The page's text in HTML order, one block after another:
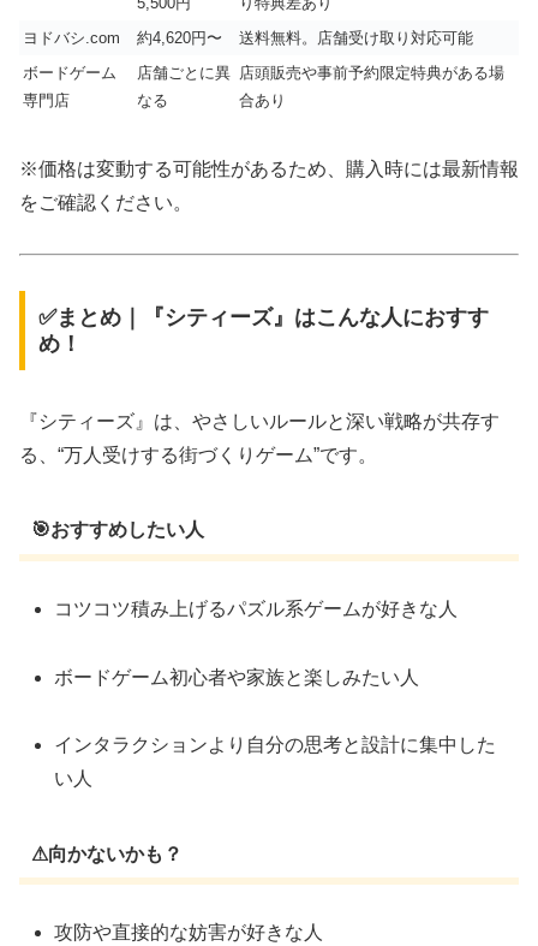
ヨドバシ.com
約4,620円〜
送料無料。店舗受け取り対応可能
ボードゲーム
専門店
店舗ごとに異
なる
店頭販売や事前予約限定特典がある場
合あり
※価格は変動する可能性があるため、購入時には最新情報
をご確認ください。
✅まとめ｜『シティーズ』はこんな人におすす
め！
『シティーズ』は、やさしいルールと深い戦略が共存す
る、“万人受けする街づくりゲーム”です。
🎯おすすめしたい人
コツコツ積み上げるパズル系ゲームが好きな人
ボードゲーム初心者や家族と楽しみたい人
インタラクションより自分の思考と設計に集中した
い人
⚠向かないかも？
攻防や直接的な妨害が好きな人